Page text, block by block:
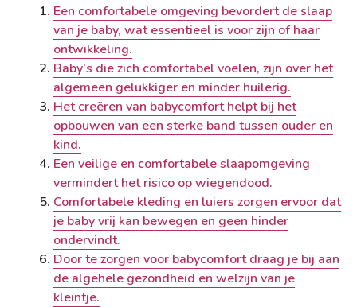
Een comfortabele omgeving bevordert de slaap
van je baby, wat essentieel is voor zijn of haar
ontwikkeling.
Baby’s die zich comfortabel voelen, zijn over het
algemeen gelukkiger en minder huilerig.
Het creëren van babycomfort helpt bij het
opbouwen van een sterke band tussen ouder en
kind.
Een veilige en comfortabele slaapomgeving
vermindert het risico op wiegendood.
Comfortabele kleding en luiers zorgen ervoor dat
je baby vrij kan bewegen en geen hinder
ondervindt.
Door te zorgen voor babycomfort draag je bij aan
de algehele gezondheid en welzijn van je
kleintje.